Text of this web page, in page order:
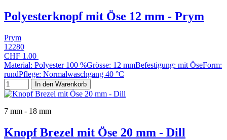
Polyesterknopf mit Öse 12 mm - Prym
Prym
12280
CHF 1.00
Material: Polyester 100 %Grösse: 12 mmBefestigung: mit ÖseForm:
rundPflege: Normalwaschgang 40 °C
In den Warenkorb
7 mm - 18 mm
Knopf Brezel mit Öse 20 mm - Dill